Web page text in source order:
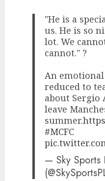
"He is a
us. He is so
lot. We
cannot." ?
An
reduced to
about
leave
summer.
#MCFC
— Sky Sports